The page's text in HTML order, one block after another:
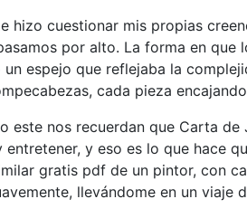
hizo cuestionar mis propias
por alto. La forma en que
un espejo que reflejaba la
cada pieza
este nos recuerdan que Carta
y eso es lo que hace
gratis pdf de un pintor, con
llevándome en un viaje